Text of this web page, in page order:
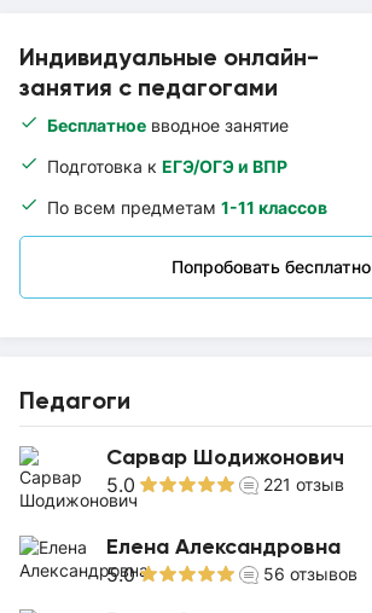
Индивидуальные онлайн-
занятия с педагогами
Бесплатное вводное занятие
Подготовка к ЕГЭ/ОГЭ и ВПР
По всем предметам 1-11 классов
Попробовать бесплатно
Педагоги
Сарвар Шодижонович
5.0 221 отзыв
Елена Александровна
5.0 56 отзывов